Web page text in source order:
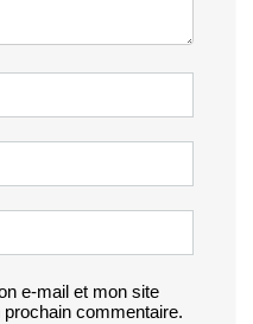
e-mail et mon site
commentaire.